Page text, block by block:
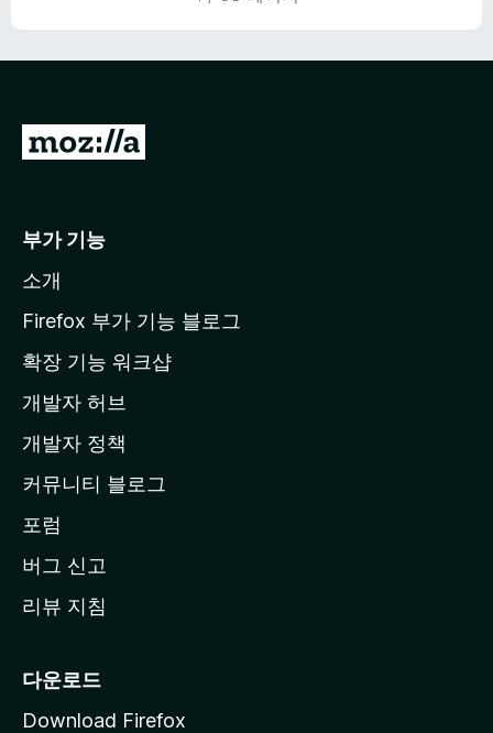
M
l
a
페
이
지
이
동
부가 기능
소개
Firefox 부가 기능 블로그
확장 기능 워크샵
개발자 허브
개발자 정책
커뮤니티 블로그
포럼
버그 신고
리뷰 지침
다운로드
Download Firefox